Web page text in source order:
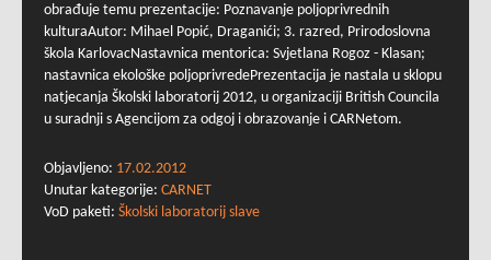
obrađuje temu prezentacije: Poznavanje poljoprivrednih
kulturaAutor: Mihael Popić, Draganići; 3. razred, Prirodoslovna
škola KarlovacNastavnica mentorica: Svjetlana Rogoz - Klasan;
nastavnica ekološke poljoprivredePrezentacija je nastala u sklopu
natjecanja Školski laboratorij 2012, u organizaciji British Councila
u suradnji s Agencijom za odgoj i obrazovanje i CARNetom.
Objavljeno: 17.02.2012
Unutar kategorije: CARNET
VoD paketi: Školski laboratorij slave